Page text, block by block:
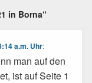
in Borna“
a.m. Uhr:
man auf den
ist auf Seite 1